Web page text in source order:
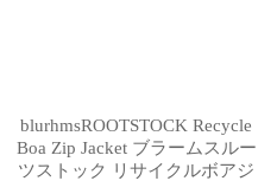
blurhmsROOTSTOCK Recycle
Boa Zip Jacket ブラームスルー
ツストック リサイクルボアジ